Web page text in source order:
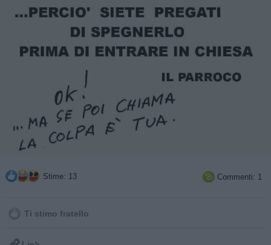
Stime: 13  Commenti: 1
Ti stimo fratello